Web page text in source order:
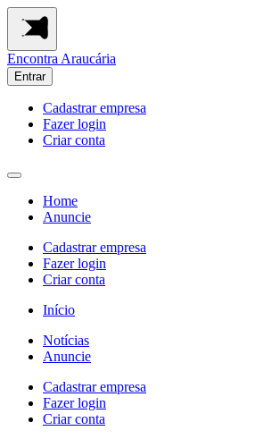
Encontra Araucária
Entrar
Cadastrar empresa
Fazer login
Criar conta
Home
Anuncie
Cadastrar empresa
Fazer login
Criar conta
Início
Notícias
Anuncie
Cadastrar empresa
Fazer login
Criar conta